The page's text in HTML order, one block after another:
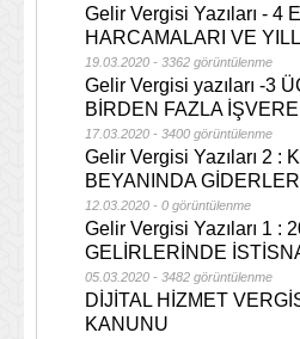
Gelir Vergisi Yazıları - 4
HARCAMALARI VE
19.03.2020 - 3362 görüntülenme
Gelir Vergisi yazıları -3
BİRDEN FAZLA
17.03.2020 - 3400 görüntülenme
Gelir Vergisi Yazıları 2 :
BEYANINDA GİDERLER
12.03.2020 - 0 görüntülenme
Gelir Vergisi Yazıları 1 :
GELİRLERİNDE
05.03.2020 - 3482 görüntülenme
DİJİTAL HİZMET
KANUNU